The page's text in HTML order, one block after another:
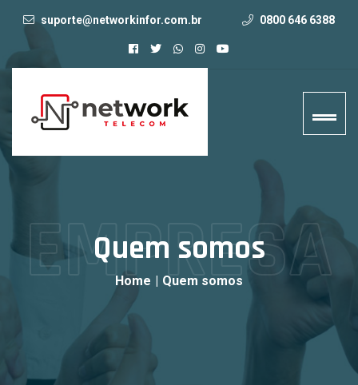
suporte@networkinfor.com.br 0800 646 6388
Quem somos
Home | Quem somos
EMPRESA